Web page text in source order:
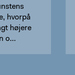
hvorpå
højere
o…